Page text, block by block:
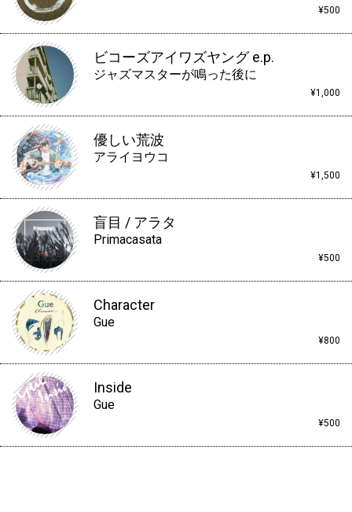
¥500
ビコーズアイワズヤング e.p.
ジャズマスターが鳴った後に
¥1,000
優しい荒波
アライヨウコ
¥1,500
盲目 / アラタ
Primacasata
¥500
Character
Gue
¥800
Inside
Gue
¥500